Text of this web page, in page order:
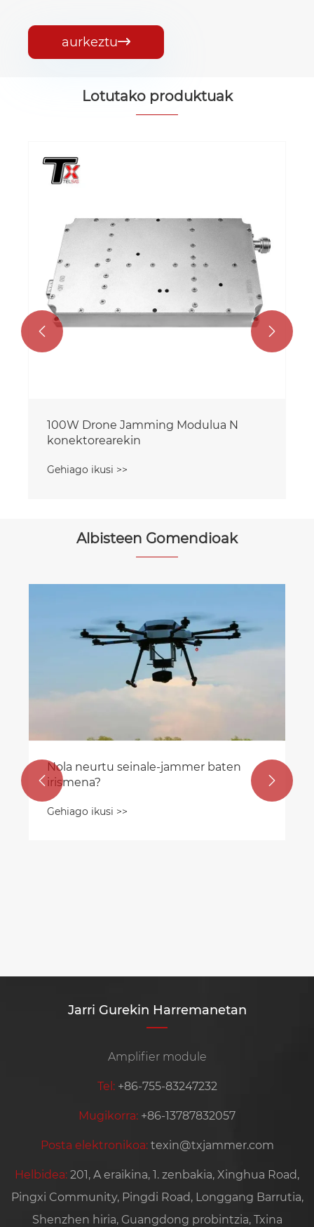
aurkeztu
Lotutako produktuak
100W Drone Jamming Modulua N
konektorearekin
Gehiago ikusi >>
 
Albisteen Gomendioak
Nola neurtu seinale-jammer baten
irismena?
Gehiago ikusi >>
 
Jarri Gurekin Harremanetan
Amplifier module
Tel: +86-755-83247232
Mugikorra: +86-13787832057
Posta elektronikoa: texin@txjammer.com
Helbidea: 201, A eraikina, 1. zenbakia, Xinghua Road,
Pingxi Community, Pingdi Road, Longgang Barrutia,
Shenzhen hiria, Guangdong probintzia, Txina